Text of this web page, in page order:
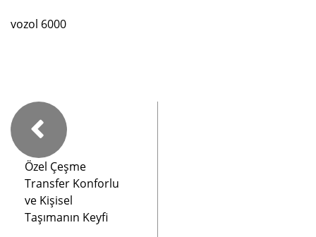
vozol 6000
Özel Çeşme
Transfer Konforlu
ve Kişisel
Taşımanın Keyfi